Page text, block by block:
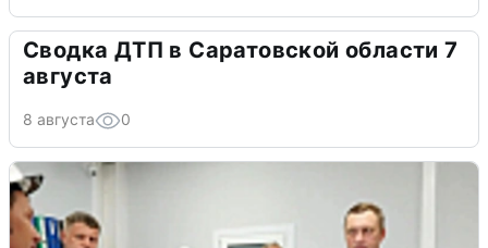
Сводка ДТП в Саратовской области 7
августа
8 августа 0